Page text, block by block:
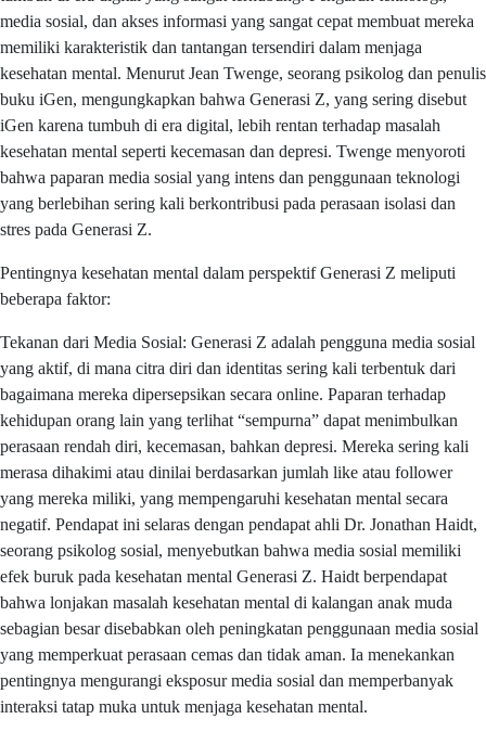
media sosial, dan akses informasi yang sangat cepat membuat mereka
memiliki karakteristik dan tantangan tersendiri dalam menjaga
kesehatan mental. Menurut Jean Twenge, seorang psikolog dan penulis
buku iGen, mengungkapkan bahwa Generasi Z, yang sering disebut
iGen karena tumbuh di era digital, lebih rentan terhadap masalah
kesehatan mental seperti kecemasan dan depresi. Twenge menyoroti
bahwa paparan media sosial yang intens dan penggunaan teknologi
yang berlebihan sering kali berkontribusi pada perasaan isolasi dan
stres pada Generasi Z.
Pentingnya kesehatan mental dalam perspektif Generasi Z meliputi
beberapa faktor:
Tekanan dari Media Sosial: Generasi Z adalah pengguna media sosial
yang aktif, di mana citra diri dan identitas sering kali terbentuk dari
bagaimana mereka dipersepsikan secara online. Paparan terhadap
kehidupan orang lain yang terlihat “sempurna” dapat menimbulkan
perasaan rendah diri, kecemasan, bahkan depresi. Mereka sering kali
merasa dihakimi atau dinilai berdasarkan jumlah like atau follower
yang mereka miliki, yang mempengaruhi kesehatan mental secara
negatif. Pendapat ini selaras dengan pendapat ahli Dr. Jonathan Haidt,
seorang psikolog sosial, menyebutkan bahwa media sosial memiliki
efek buruk pada kesehatan mental Generasi Z. Haidt berpendapat
bahwa lonjakan masalah kesehatan mental di kalangan anak muda
sebagian besar disebabkan oleh peningkatan penggunaan media sosial
yang memperkuat perasaan cemas dan tidak aman. Ia menekankan
pentingnya mengurangi eksposur media sosial dan memperbanyak
interaksi tatap muka untuk menjaga kesehatan mental.